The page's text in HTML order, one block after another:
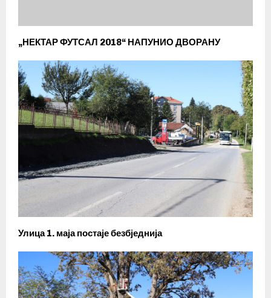
„НЕКТАР ФУТСАЛ 2018“ НАПУНИО ДВОРАНУ
Улица 1. маја постаје безбједнија